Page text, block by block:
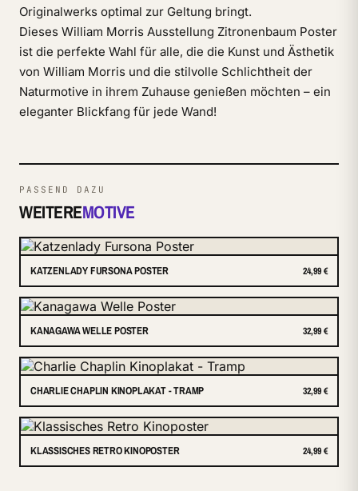
Originalwerks optimal zur Geltung bringt.
Dieses William Morris Ausstellung Zitronenbaum Poster
ist die perfekte Wahl für alle, die die Kunst und Ästhetik
von William Morris und die stilvolle Schlichtheit der
Naturmotive in ihrem Zuhause genießen möchten – ein
eleganter Blickfang für jede Wand!
PASSEND DAZU
WEITEREMOTIVE
KATZENLADY FURSONA POSTER 24,99 €
KANAGAWA WELLE POSTER 32,99 €
CHARLIE CHAPLIN KINOPLAKAT - TRAMP 32,99 €
KLASSISCHES RETRO KINOPOSTER 24,99 €